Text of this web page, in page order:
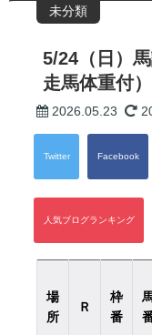
未分類
5/24（日）
走馬体重付）
2026.05.23
場
所
Ｒ
枠
番